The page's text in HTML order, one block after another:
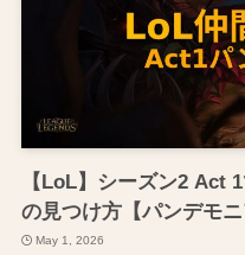
【LoL】シーズン2 Act
の見つけ方【パンデモニ
May 1, 2026